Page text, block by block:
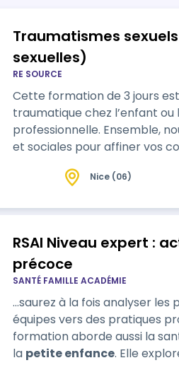
Traumatismes
sexuelles)
RE SOURCE
Cette formation de 3 jours
traumatique chez l’enfant
professionnelle. Ensemble,
et sociales pour affiner vos
développer une posture
Nice (06)
RSAI Niveau expert :
précoce
SANTÉ FAMILLE ACADÉMIE
…saurez à la fois analyser les
équipes vers des pratiques
formation aborde aussi la
la petite enfance. Elle